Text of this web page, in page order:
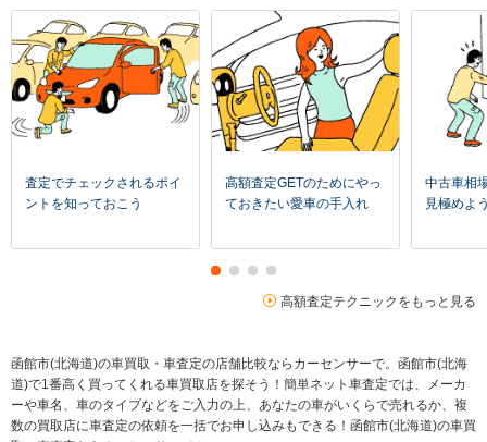
査定でチェックされるポイ
ントを知っておこう
高額査定GETのためにやっ
ておきたい愛車の手入れ
中古車相
見極めよ
高額査定テクニックをもっと見る
函館市(北海道)の車買取・車査定の店舗比較ならカーセンサーで。函館市(北海
道)で1番高く買ってくれる車買取店を探そう！簡単ネット車査定では、メーカ
ーや車名、車のタイプなどをご入力の上、あなたの車がいくらで売れるか、複
数の買取店に車査定の依頼を一括でお申し込みもできる！函館市(北海道)の車買